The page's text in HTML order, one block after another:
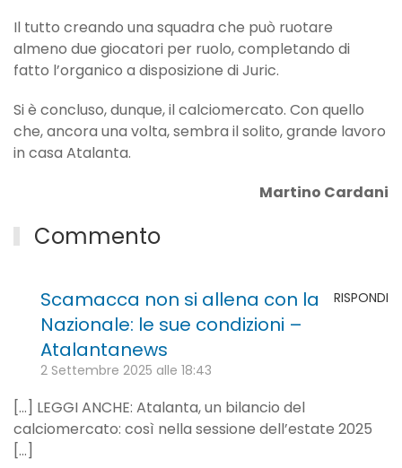
Il tutto creando una squadra che può ruotare
almeno due giocatori per ruolo, completando di
fatto l’organico a disposizione di Juric.
Si è concluso, dunque, il calciomercato. Con quello
che, ancora una volta, sembra il solito, grande lavoro
in casa Atalanta.
Martino Cardani
Commento
Scamacca non si allena con la
Nazionale: le sue condizioni –
Atalantanews
2 Settembre 2025 alle 18:43
RISPONDI
[…] LEGGI ANCHE: Atalanta, un bilancio del
calciomercato: così nella sessione dell’estate 2025
[…]